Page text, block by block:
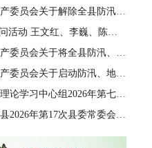
双峰县应急和安全生产委员会关于解除全县防汛、地质灾害、自然灾害救助三级应急响应的通知
双峰县开展“八一”慰问活动 王文红、李巍、陈善干、王德文、李双红参加
双峰县应急和安全生产委员会关于将全县防汛、地质灾害、自然灾害救助应急响应由四级提升至三级的通知
双峰县应急和安全生产委员会关于启动防汛、地质灾害、自然灾害救助四级应急响应的通知
王文红主持双峰县委理论学习中心组2026年第七次集体（扩大）学习
王文红主持召开双峰县2026年第17次县委常委会会议